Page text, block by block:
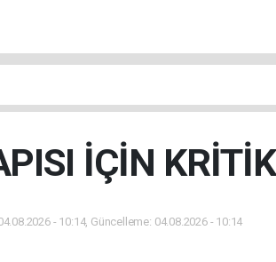
İÇİN
- 10:14, Güncelleme: 04.08.2026 - 10:14